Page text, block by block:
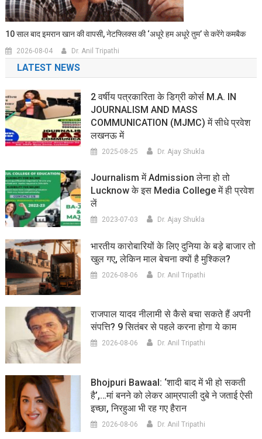
10 साल बाद इमरान खान की वापसी, नेटफ्लिक्स की ‘अधूरे हम अधूरे तुम’ से करेंगे कमबैक
2026-08-04 Dr. Anil Tripathi
LATEST NEWS
2 वर्षीय पत्रकारिता के डिग्री कोर्स M.A. IN
JOURNALISM AND MASS
COMMUNICATION (MJMC) में सीधे प्रवेश
लखनऊ में
2025-08-25 Dr. Ajay Shukla
Journalism में Admission लेना हो तो
Lucknow के इस Media College में ही प्रवेश
लें
2023-07-03 Dr. Ajay Shukla
भारतीय कारोबारियों के लिए दुनिया के बड़े बाजार तो
खुल गए, लेकिन माल बेचना क्यों है मुश्किल?
2026-08-06 Dr. Anil Tripathi
राजपाल यादव नीलामी से कैसे बचा सकते हैं अपनी
संपत्ति? 9 सितंबर से पहले करना होगा ये काम
2026-08-06 Dr. Anil Tripathi
Bhojpuri Bawaal: ‘शादी बाद में भी हो सकती
है’,…मां बनने को लेकर आम्रपाली दुबे ने जताई ऐसी
इच्छा, निरहुआ भी रह गए हैरान
2026-08-06 Dr. Anil Tripathi